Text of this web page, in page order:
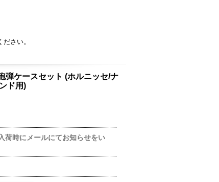
さい。
ケースセット (ホルニッセ/ナ
ド用)
荷時にメールにてお知らせをい